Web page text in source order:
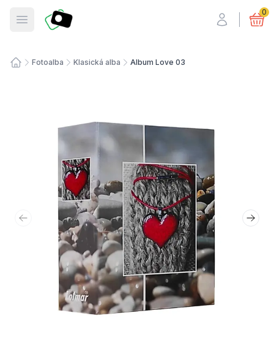
Otevřít menu
Fotosmart 0
Fotoalba Klasická alba Album Love 03
Předchozí snímek Další